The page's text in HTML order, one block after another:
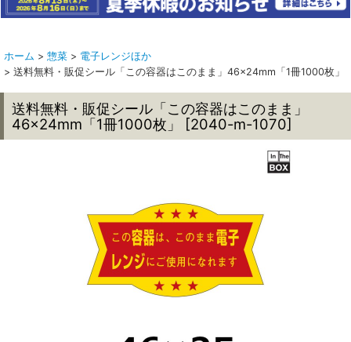
ホーム > 惣菜 > 電子レンジほか
> 送料無料・販促シール「この容器はこのまま」46×24mm「1冊1000枚」
送料無料・販促シール「この容器はこのまま」
46×24mm「1冊1000枚」
[2040-m-1070]